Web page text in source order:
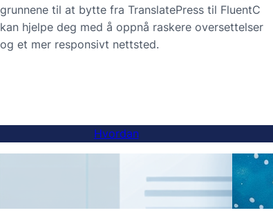
grunnene til at bytte fra TranslatePress til FluentC
kan hjelpe deg med å oppnå raskere oversettelser
og et mer responsivt nettsted.
Hvordan
Hvordan legge til en språkvelger på